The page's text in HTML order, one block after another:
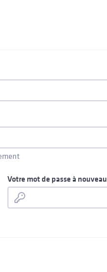
Votre mot de passe à nouveau